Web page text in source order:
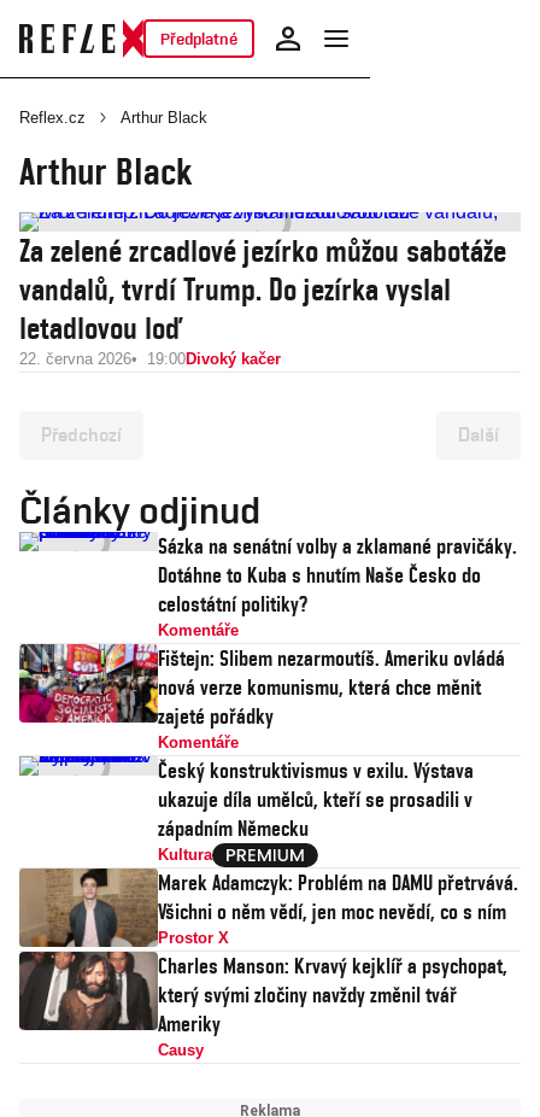
Předplatné
Reflex.cz Arthur Black
Arthur Black
Za zelené zrcadlové jezírko můžou sabotáže
vandalů, tvrdí Trump. Do jezírka vyslal
letadlovou loď
22. června 2026 19:00Divoký kačer
Předchozí Další
Články odjinud
Sázka na senátní volby a zklamané pravičáky.
Dotáhne to Kuba s hnutím Naše Česko do
celostátní politiky?
Komentáře
Fištejn: Slibem nezarmoutíš. Ameriku ovládá
nová verze komunismu, která chce měnit
zajeté pořádky
Komentáře
Český konstruktivismus v exilu. Výstava
ukazuje díla umělců, kteří se prosadili v
západním Německu
Kultura
Marek Adamczyk: Problém na DAMU přetrvává.
Všichni o něm vědí, jen moc nevědí, co s ním
Prostor X
Charles Manson: Krvavý kejklíř a psychopat,
který svými zločiny navždy změnil tvář
Ameriky
Causy